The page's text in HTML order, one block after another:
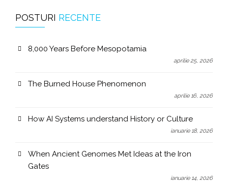
POSTURI RECENTE
8,000 Years Before Mesopotamia
aprilie 25, 2026
The Burned House Phenomenon
aprilie 16, 2026
How AI Systems understand History or Culture
ianuarie 18, 2026
When Ancient Genomes Met Ideas at the Iron
Gates
ianuarie 14, 2026